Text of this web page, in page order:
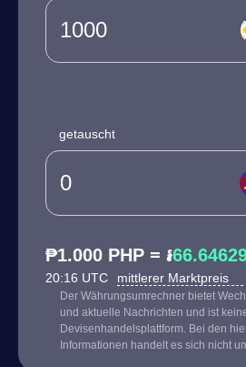
getauscht
₱1.000 PHP = ៛
20:16 UTC mittlerer Marktpreis
Der Währungsumrechner bietet
und aktuelle Nachrichten und ist
Devisenhandelsplattform. Bei den
Informationen handelt es sich nicht